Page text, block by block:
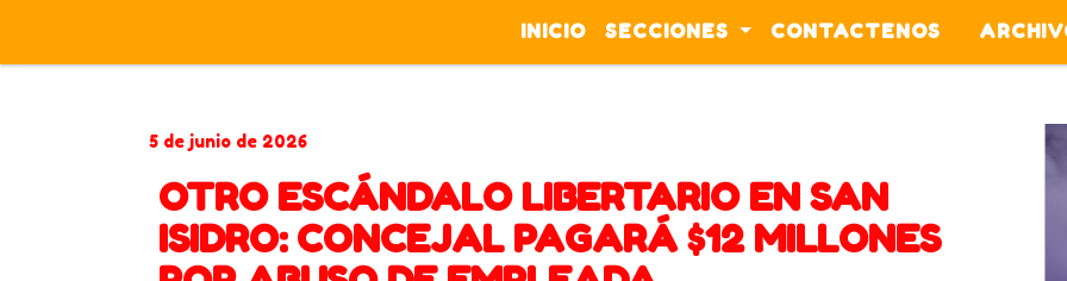
INICIO SECCIONES CONTACTENOS
5 de junio de 2026
OTRO ESCÁNDALO LIBERTARIO EN SAN
ISIDRO: CONCEJAL PAGARÁ $12 MILLONES